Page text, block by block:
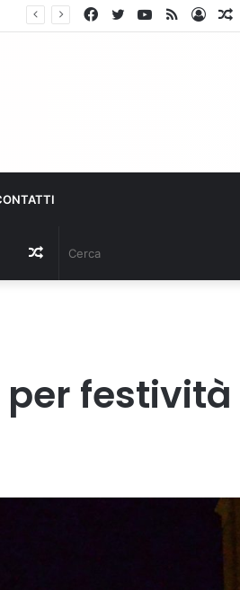
Log
RSS
YouTube
Twitter
Facebook
Articolo
festività